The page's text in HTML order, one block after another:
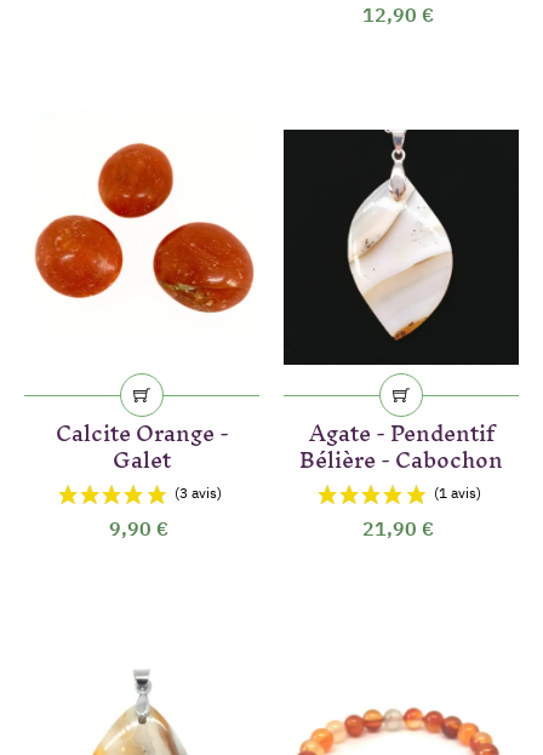
12,90 €
Calcite Orange -
Galet
9,90 €
Agate - Pendentif
Bélière - Cabochon
21,90 €